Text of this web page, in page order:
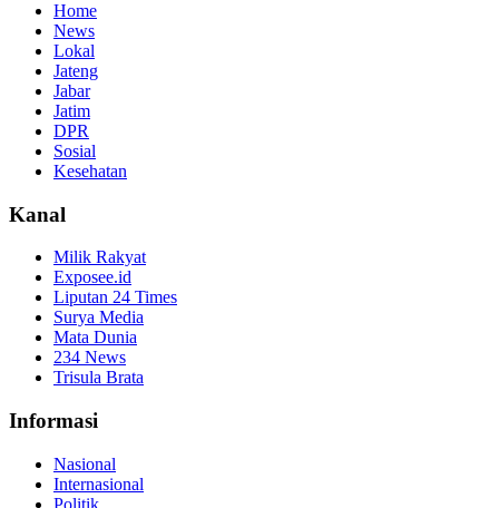
Home
News
Lokal
Jateng
Jabar
Jatim
DPR
Sosial
Kesehatan
Kanal
Milik Rakyat
Exposee.id
Liputan 24 Times
Surya Media
Mata Dunia
234 News
Trisula Brata
Informasi
Nasional
Internasional
Politik